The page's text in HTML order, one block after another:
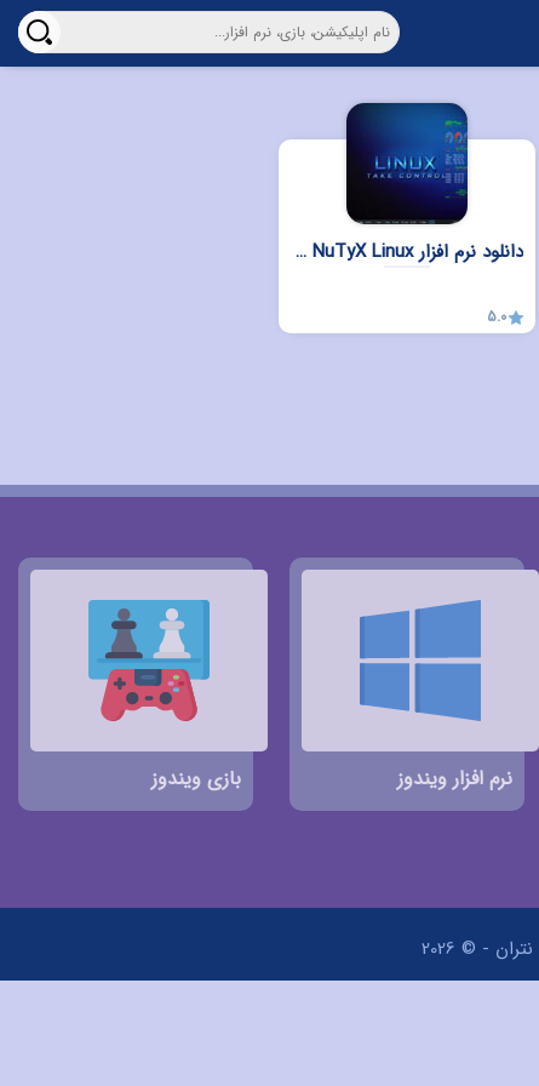
دانلود نرم افزار NuTyX Linux برای ویندوز
5.0
نرم افزار ویندوز بازی ویندوز
نتران - © 2026